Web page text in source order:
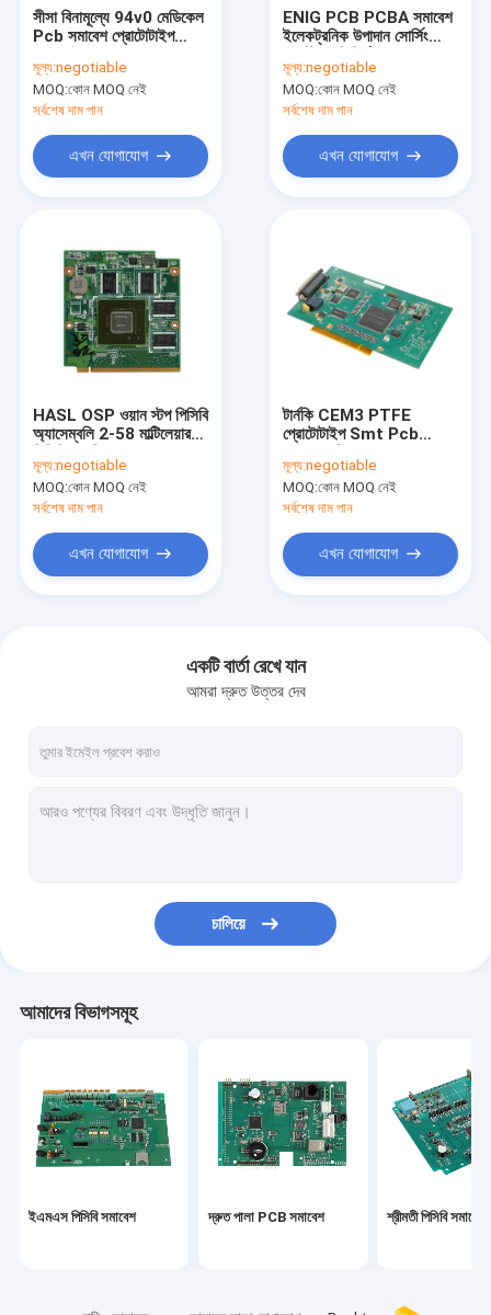
পণ্য
আমাদের সম্পর্কে
কারখানা ভ্রমণ
আমাদের সাথে যোগাযোগ করুন
উদ্ধৃতির জন্য আবেদন
ফ্লেক্স অনমনীয় পিসিবি
স্বয়ংচালিত PCBA
কুইক টার্ন পিসিবি প্রোটোটাইপ
সীসা বিনামূল্যে 94v0 মেডিকেল
Pcb সমাবেশ প্রোটোটাইপ
মূল্য:negotiable
MOQ:কোন MOQ নেই
সর্বশেষ দাম পান
এখন যোগাযোগ
ENIG PCB PCBA সমাবেশ
ইলেকট্রনিক উপাদান সোর্সিং
মূল্য:negotiable
MOQ:কোন MOQ নেই
সর্বশেষ দাম পান
এখন যোগাযোগ
HASL OSP ওয়ান স্টপ পিসিবি
অ্যাসেম্বলি 2-58 মাল্টিলেয়ার
মূল্য:negotiable
MOQ:কোন MOQ নেই
সর্বশেষ দাম পান
এখন যোগাযোগ
টার্নকি CEM3 PTFE
প্রোটোটাইপ Smt Pcb
মূল্য:negotiable
MOQ:কোন MOQ নেই
সর্বশেষ দাম পান
এখন যোগাযোগ
একটি বার্তা রেখে যান
আমরা দ্রুত উত্তর দেব
চালিয়ে
আমাদের বিভাগসমূহ
ইএমএস পিসিবি সমাবেশ দ্রুত পালা PCB সমাবেশ শ্রীমতী পিসিবি সমাবেশ